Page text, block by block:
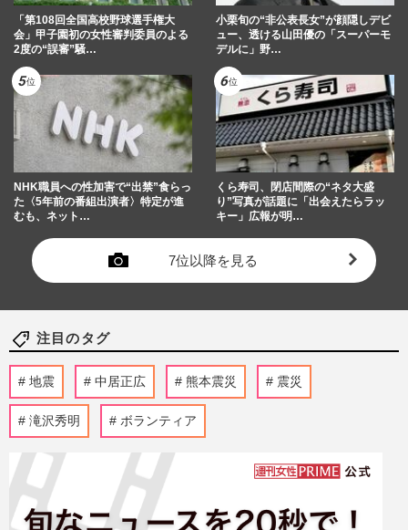
「第108回全国高校野球選手権大
会」甲子園初の女性審判委員のよる
2度の“誤審”騒…
小栗旬の“非公表長女”が顔隠しデビ
ュー、透ける山田優の「スーパーモ
デルに」野…
NHK職員への性加害で“出禁”食らっ
た〈5年前の番組出演者〉特定が進
むも、ネット…
くら寿司、閉店間際の“ネタ大盛
り”写真が話題に「出会えたらラッ
キー」広報が明…
7位以降を見る
注目のタグ
地震 中居正広 熊本震災 震災
滝沢秀明 ボランティア